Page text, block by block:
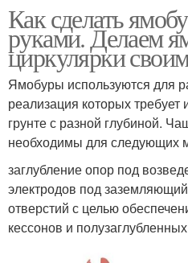
Как сделать
руками. Делаем
циркулярки
Ямобуры используются для
реализация которых требует
грунте с разной глубиной.
необходимы для следующих
заглубление опор под
электродов под
отверстий с целью
кессонов и